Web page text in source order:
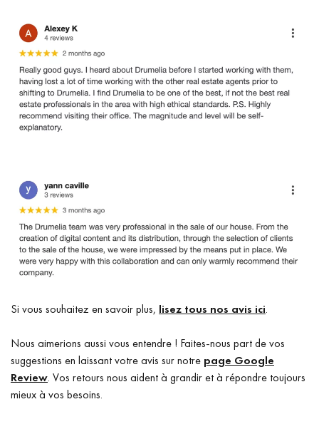
Si vous souhaitez en savoir plus, lisez tous nos avis ici.
Nous aimerions aussi vous entendre ! Faites-nous part de vos
suggestions en laissant votre avis sur notre page Google
Review. Vos retours nous aident à grandir et à répondre toujours
mieux à vos besoins.